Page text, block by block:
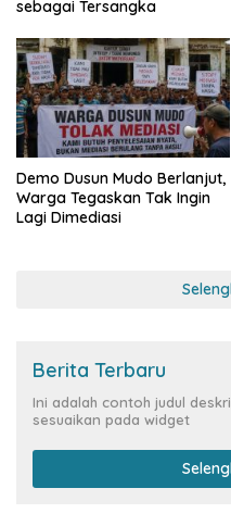
sebagai Tersangka
Demo Dusun Mudo Berlanjut,
Warga Tegaskan Tak Ingin
Lagi Dimediasi
Berita Terbaru
Ini adalah contoh judul
sesuaikan pada widget